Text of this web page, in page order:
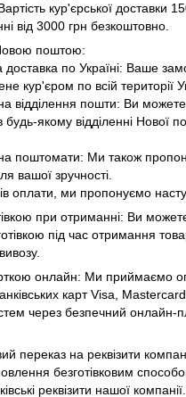
кур'єрської доставки
від 3000 грн безкоштовно.
поштою:
доставка по Україні: Ваше
кур'єром по всій території
відділення пошти: Ви
якому відділенні Нової
поштомати: Ми також
вашої зручності.
оплати, ми пропонуємо
при отриманні: Ви
під час отримання
онлайн: Ми приймаємо
карт Visa,
через безпечний онлайн-
переказ на реквізити
безготівковим
реквізити нашої компанії.